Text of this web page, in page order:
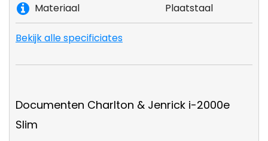
Materiaal Plaatstaal
Bekijk alle specificiates
Documenten Charlton & Jenrick i-2000e
Slim